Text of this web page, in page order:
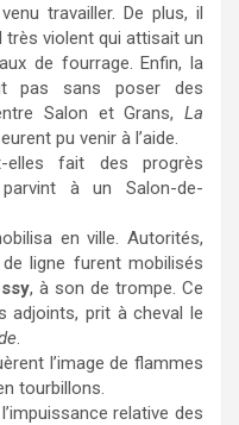
travailler. De plus, il
violent qui attisait un
de fourrage. Enfin, la
pas sans poser des
Salon et Grans, La
pu venir à l’aide.
elles fait des progrès
à un Salon-de-
en ville. Autorités,
ligne furent mobilisés
, à son de trompe. Ce
adjoints, prit à cheval le
l’image de flammes
tourbillons.
relative des